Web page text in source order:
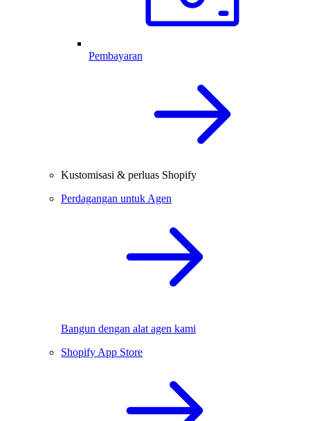
Pembayaran
Kustomisasi & perluas Shopify
Perdagangan untuk Agen
Bangun dengan alat agen kami
Shopify App Store